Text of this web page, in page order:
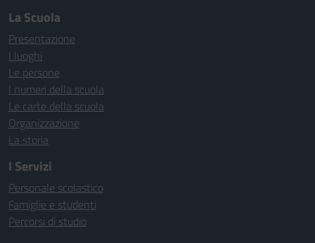
La Scuola
Presentazione
I luoghi
Le persone
I numeri della scuola
Le carte della scuola
Organizzazione
La storia
I Servizi
Personale scolastico
Famiglie e studenti
Percorsi di studio